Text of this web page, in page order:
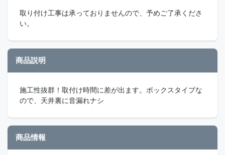
取り付け工事は承っておりませんので、予めご了承くださ
い。
商品説明
施工性抜群！取付け時間に差が出ます。ボックスタイプな
ので、天井裏に音漏れナシ
商品情報